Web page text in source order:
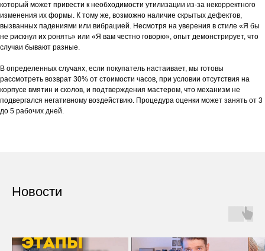
который может привести к необходимости утилизации из-за некорректного
изменения их формы. К тому же, возможно наличие скрытых дефектов,
вызванных падениями или вибрацией. Несмотря на уверения в стиле «Я бы
не рискнул их ронять» или «Я вам честно говорю», опыт демонстрирует, что
случаи бывают разные.
В определенных случаях, если покупатель настаивает, мы готовы
рассмотреть возврат 30% от стоимости часов, при условии отсутствия на
корпусе вмятин и сколов, и подтверждения мастером, что механизм не
подвергался негативному воздействию. Процедура оценки может занять от 3
до 5 рабочих дней.
Новости